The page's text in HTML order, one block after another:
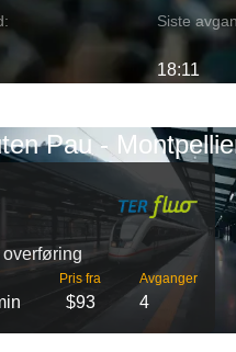
Siste
18:11
Pau -
Pris fra
$93
Avganger
4